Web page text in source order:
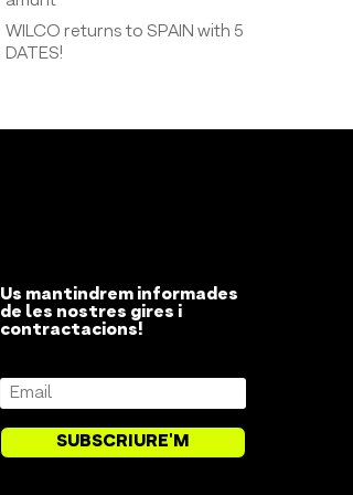
WILCO returns to SPAIN with 5
DATES!
Us mantindrem informades
de les nostres gires i
contractacions!
SUBSCRIURE'M